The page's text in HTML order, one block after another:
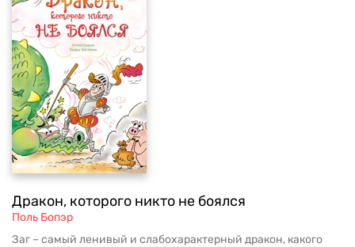
Дракон, которого никто не боялся
Поль Бопэр
Заг – самый ленивый и слабохарактерный дракон, какого